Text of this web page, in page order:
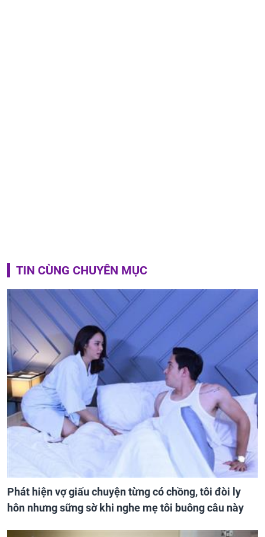
TIN CÙNG CHUYÊN MỤC
Phát hiện vợ giấu chuyện từng có chồng, tôi đòi ly
hôn nhưng sững sờ khi nghe mẹ tôi buông câu này